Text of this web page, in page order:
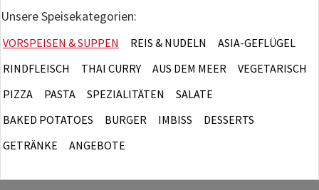
Unsere Speisekategorien:
VORSPEISEN & SUPPEN REIS & NUDELN
ASIA-GEFLÜGEL
RINDFLEISCH
THAI CURRY AUS DEM MEER
VEGETARISCH
PIZZA
PASTA SPEZIALITÄTEN
SALATE
BAKED POTATOES
BURGER IMBISS
DESSERTS
GETRÄNKE
ANGEBOTE